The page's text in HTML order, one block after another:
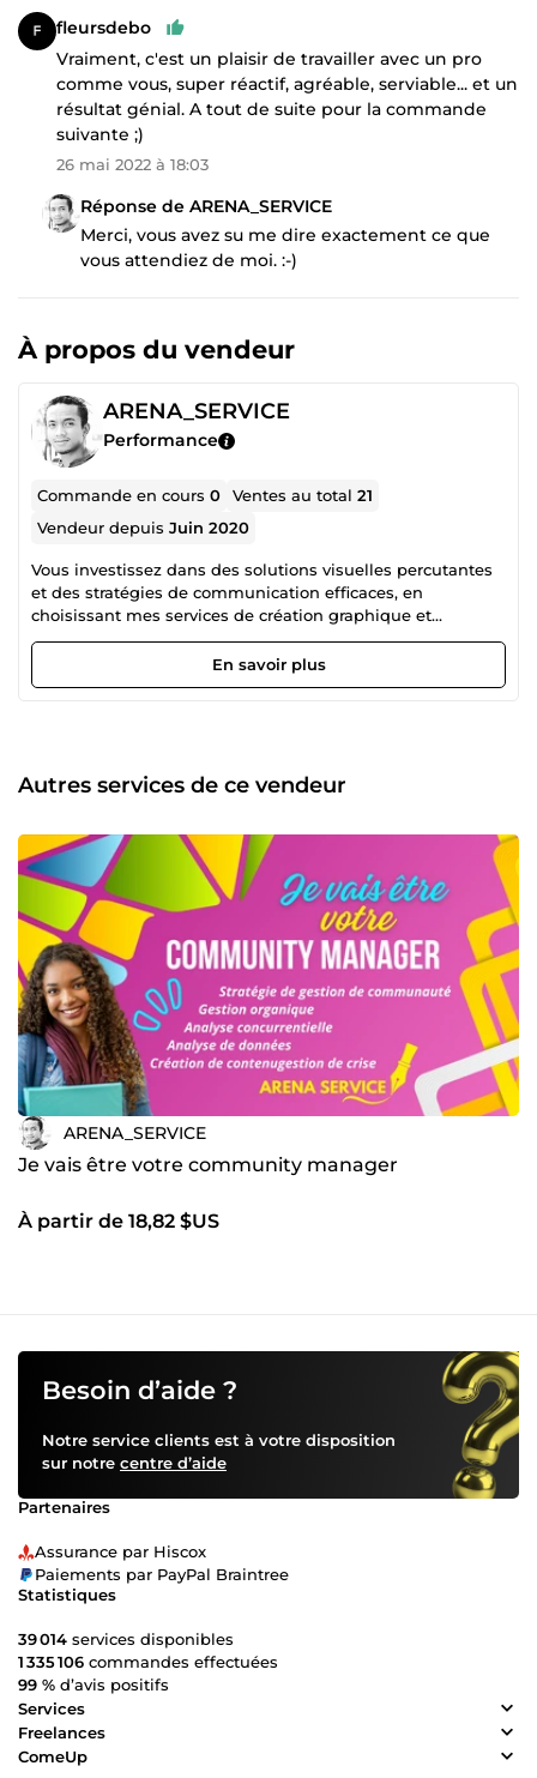
fleursdebo
Vraiment, c'est un plaisir de travailler avec un pro
comme vous, super réactif, agréable, serviable... et un
résultat génial. A tout de suite pour la commande
suivante ;)
26 mai 2022 à 18:03
Réponse de ARENA_SERVICE
Merci, vous avez su me dire exactement ce que
vous attendiez de moi. :-)
À propos du vendeur
ARENA_SERVICE
Performance
Commande en cours0 Ventes au total21
Vendeur depuisJuin 2020
Vous investissez dans des solutions visuelles percutantes
et des stratégies de communication efficaces, en
choisissant mes services de création graphique et
marketing digital. ARENA SERVICE vous offre la possibilité
de booster votre visibilité grâce à des logos uniques, des
supports visuels attractifs et une gestion optimale de vos
maximiser vos conversions. Profitez d'une communication
cohérente, d'une image de marque renforcée et d'un
entreprise vers de nouveaux sommets.
En savoir plus
Autres services de ce vendeur
ARENA_SERVICE
Je vais être votre community manager
À partir de 18,82 $US
Besoin d’aide ?
Notre service clients est à votre disposition
sur notre centre d’aide
Partenaires
Assurance par Hiscox
Paiements par PayPal Braintree
Statistiques
39 014 services disponibles
1 335 106 commandes effectuées
99 % d’avis positifs
Services
Freelances
ComeUp